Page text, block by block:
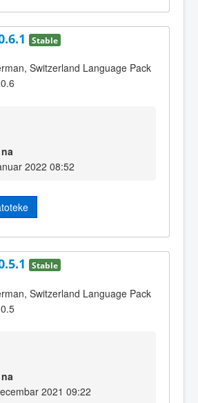
Stable
Switzerland Language Pack
2022 08:52
Stable
Switzerland Language Pack
2021 09:22